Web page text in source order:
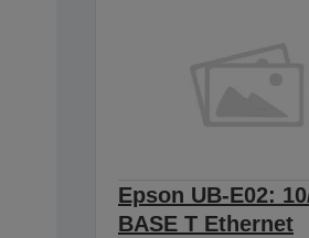
Epson UB-E02:
BASE T Ethernet